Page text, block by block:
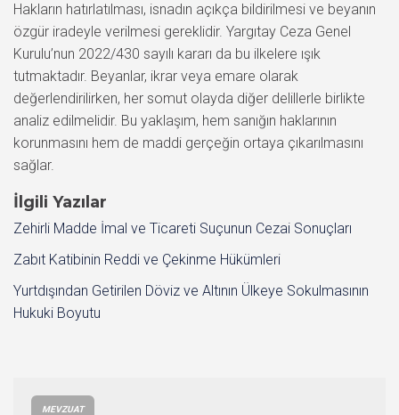
Hakların hatırlatılması, isnadın açıkça bildirilmesi ve beyanın
özgür iradeyle verilmesi gereklidir. Yargıtay Ceza Genel
Kurulu’nun 2022/430 sayılı kararı da bu ilkelere ışık
tutmaktadır. Beyanlar, ikrar veya emare olarak
değerlendirilirken, her somut olayda diğer delillerle birlikte
analiz edilmelidir. Bu yaklaşım, hem sanığın haklarının
korunmasını hem de maddi gerçeğin ortaya çıkarılmasını
sağlar.
İlgili Yazılar
Zehirli Madde İmal ve Ticareti Suçunun Cezai Sonuçları
Zabıt Katibinin Reddi ve Çekinme Hükümleri
Yurtdışından Getirilen Döviz ve Altının Ülkeye Sokulmasının
Hukuki Boyutu
MEVZUAT